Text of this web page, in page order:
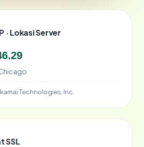
· Lokasi Server
Technologies, Inc.
SSL